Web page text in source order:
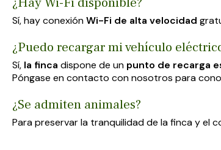
Sí, hay conexiónWi-Fi de alta velocidad
¿Puedo recargar mi vehículo
Sí, la finca dispone de un punto de recarga
Póngase en contacto con nosotros para
¿Se admiten animales?
Para preservar la tranquilidad de la finca y el